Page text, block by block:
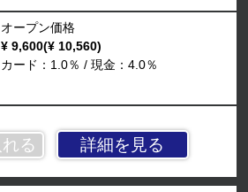
詳細を見る
オープン価格
¥ 9,600(¥ 10,560)
カード：1.0％ / 現金：4.0％